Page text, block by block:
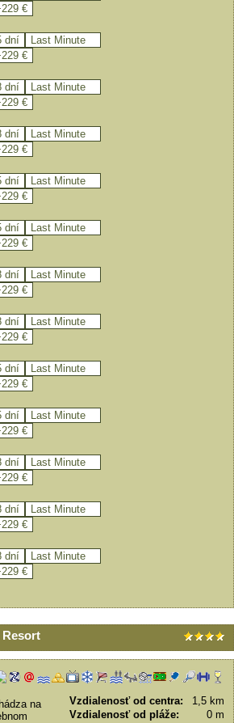
€
dní
Last Minute
€
dní
Last Minute
€
dní
Last Minute
€
dní
Last Minute
€
dní
Last Minute
€
dní
Last Minute
€
dní
Last Minute
€
dní
Last Minute
€
dní
Last Minute
€
dní
Last Minute
€
dní
Last Minute
€
dní
Last Minute
€
Resort
Vzdialenosť od centra:
1,5 km
Vzdialenosť od pláže:
0 m
na